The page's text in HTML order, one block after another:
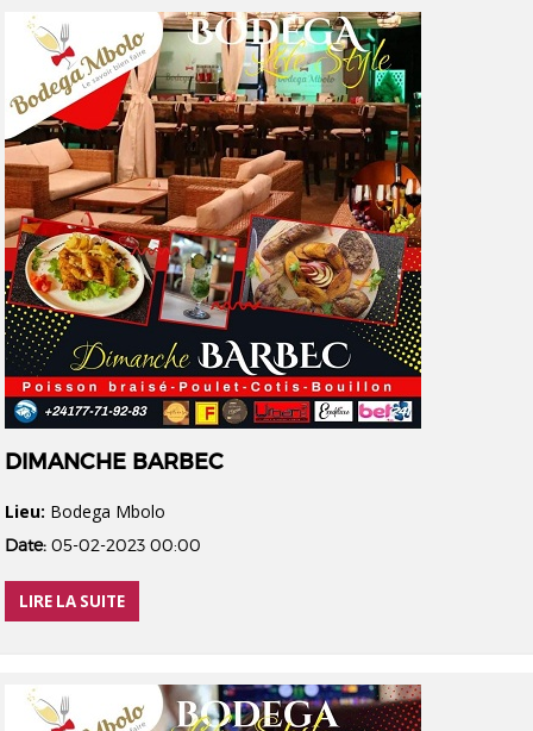
DIMANCHE BARBEC
Lieu: Bodega Mbolo
Date: 05-02-2023 00:00
LIRE LA SUITE